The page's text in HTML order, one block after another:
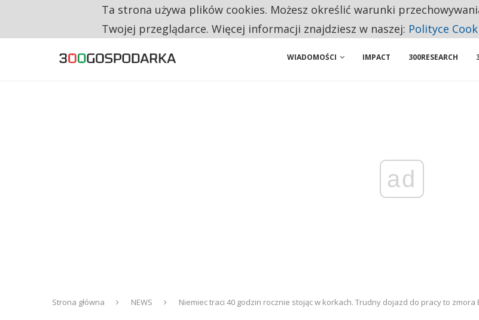
CO TRZECIĄ ZŁOTÓWKĘ Z EMERYTURY SENIORZY PRZEZNACZAJĄ NA PODSTAWOWE ZAKUPY
WIADOMOŚCI IMPACT 300RESEARCH
ad
Strona główna NEWS Niemiec traci 40 godzin rocznie stojąc w korkach. Trudny dojazd do pracy to
Ta strona używa plików cookies. Możesz określić warunki
Twojej przeglądarce. Więcej informacji znajdziesz w naszej: Polityce